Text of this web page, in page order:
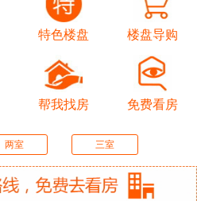
特色楼盘 楼盘导购
帮我找房 免费看房
两室 三室